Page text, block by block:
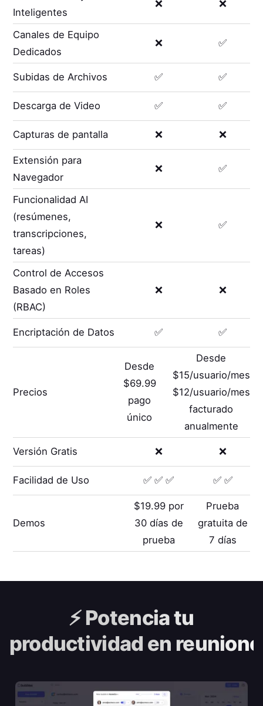
Inteligentes
❌ ❌
Canales de Equipo
Dedicados
❌ ✅
Subidas de Archivos ✅ ✅
Descarga de Video ✅ ✅
Capturas de pantalla ❌ ❌
Extensión para
Navegador
❌ ✅
Funcionalidad AI
(resúmenes,
transcripciones,
tareas)
❌ ✅
Control de Accesos
Basado en Roles
(RBAC)
❌ ❌
Encriptación de Datos ✅ ✅
Precios
Desde
$69.99
pago
único
Desde
$15/usuario/mes
$12/usuario/mes
facturado
anualmente
Versión Gratis ❌ ❌
Facilidad de Uso ✅ ✅ ✅ ✅ ✅
Demos
$19.99 por
30 días de
prueba
Prueba
gratuita de
7 días
⚡️Potencia tu
productividad en